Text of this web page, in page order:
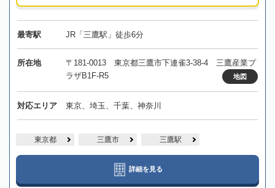
最寄駅 JR「三鷹駅」徒歩6分
所在地
〒181-0013 東京都三鷹市下連雀3-38-4 三鷹産業プ
ラザB1F-R5
地図
対応エリア 東京、埼玉、千葉、神奈川
東京都 三鷹市 三鷹駅
詳細を見る